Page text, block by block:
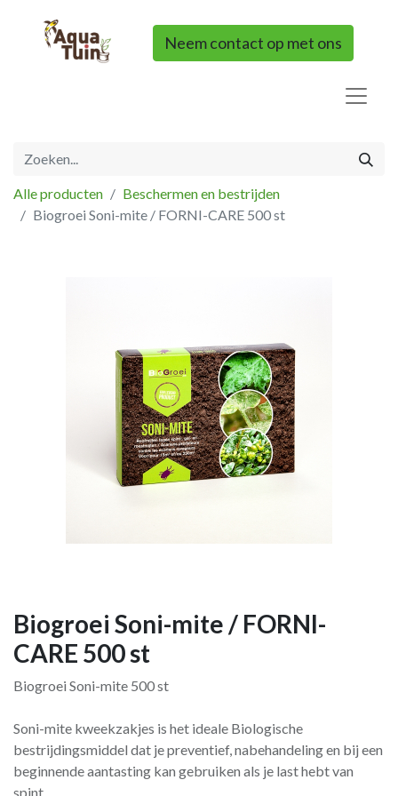
Neem contact op met ons
Alle producten
Beschermen en bestrijden
Biogroei Soni-mite / FORNI-CARE 500 st
Biogroei Soni-mite / FORNI-
CARE 500 st
Biogroei Soni-mite 500 st
Soni-mite kweekzakjes is het ideale Biologische
bestrijdingsmiddel dat je preventief, nabehandeling en bij een
beginnende aantasting kan gebruiken als je last hebt van
spint.